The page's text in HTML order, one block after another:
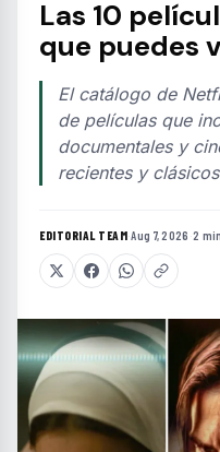
Las 10
que puedes
El catálogo de
de películas que
documentales y
recientes y
EDITORIAL TEAM·Aug 7, 2026 ·2